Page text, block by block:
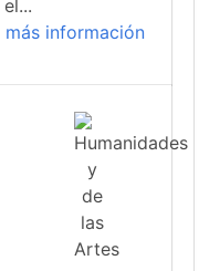
más información